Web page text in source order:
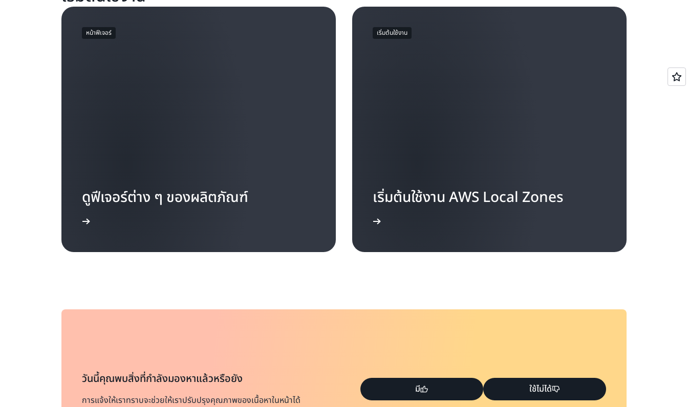
หน้าฟีเจอร์
ดูฟีเจอร์ต่าง ๆ ของผลิตภัณฑ์
เริ่มต้นใช้งาน
เริ่มต้นใช้งาน AWS Local Zones
วันนี้คุณพบสิ่งที่กำลังมองหาแล้วหรือยัง
การแจ้งให้เราทราบจะช่วยให้เราปรับปรุงคุณภาพของเนื้อหาในหน้าได้
มี ใช้ไม่ได้